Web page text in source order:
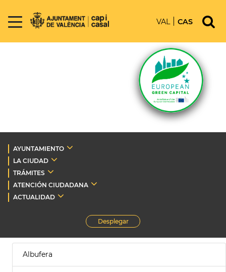
VAL CAS
AYUNTAMIENTO
LA CIUDAD
TRÁMITES
ATENCIÓN CIUDADANA
ACTUALIDAD
Desplegar
Albufera